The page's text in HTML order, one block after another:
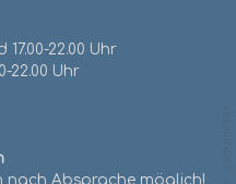
17.00-22.00 Uhr
22.00 Uhr
Absprache möglich!